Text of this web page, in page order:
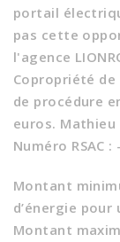
portail
pas cette
l'agence
Copropriété
de procédure
euros. Mathieu
Numéro RSAC :
Montant
d’énergie pour
Montant